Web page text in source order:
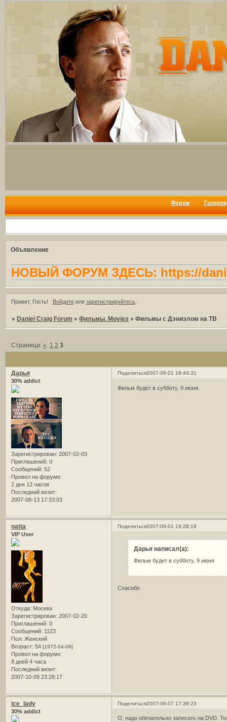
Форум Галерея
Объявление
НОВЫЙ ФОРУМ ЗДЕСЬ: https://
Привет, Гость! Войдитеили зарегистрируйтесь.
»Daniel Craig Forum »Фильмы. Movies »Фильмы с Дэниэлом на ТВ
Страница:« 1 2 3
Поделиться2007-06-01 18:44:31
Дарья
30% addict
Зарегистрирован: 2007-02-03
Приглашений: 0
Сообщений: 52
Провел на форуме:
2 дня 12 часов
Последний визит:
2007-08-13 17:33:03
Фильм будет в субботу, 9 июня.
Поделиться2007-06-01 19:28:19
natta
VIP User
Откуда: Москва
Зарегистрирован: 2007-02-20
Приглашений: 0
Сообщений: 1123
Пол: Женский
Возраст: 54 [1972-04-09]
Провел на форуме:
8 дней 4 часа
Последний визит:
2007-10-09 23:28:17
Дарья написал(а):
Фильм будет в субботу, 9 июня
Спасибо
Поделиться2007-06-07 17:38:23
ice_lady
30% addict
О, надо обязательно записать на DVD.